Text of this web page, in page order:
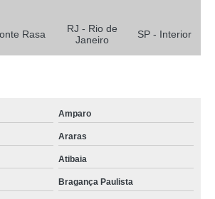
Rasa
RJ - Rio de
Janeiro
SP - Interior
Amparo
Araras
Atibaia
Bragança Paulista